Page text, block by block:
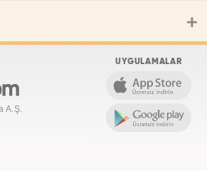
A.Ş.
UYGULAMALAR